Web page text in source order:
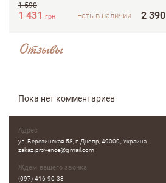
Отзывы
Пока нет комментариев
1 590
1 431 грн Есть в наличии 2 390
Адрес
ул. Березинская 58, г. Днепр, 49000, Украина
zakaz.provence@gmail.com
Ждем вашего звонка
(097) 416-90-33